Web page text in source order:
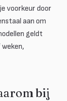
voorkeur door
aan om
geldt
bij